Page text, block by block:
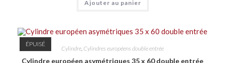
Ajouter au panier
ÉPUISÉ
Cylindre, Cylindres européens double entrée
Cylindre européen asymétriques 35 x 60 double entrée